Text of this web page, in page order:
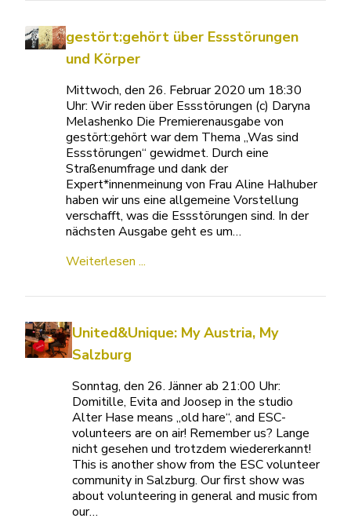
gestört:gehört über Essstörungen
und Körper
Mittwoch, den 26. Februar 2020 um 18:30
Uhr: Wir reden über Essstörungen (c) Daryna
Melashenko Die Premierenausgabe von
gestört:gehört war dem Thema „Was sind
Essstörungen“ gewidmet. Durch eine
Straßenumfrage und dank der
Expert*innenmeinung von Frau Aline Halhuber
haben wir uns eine allgemeine Vorstellung
verschafft, was die Essstörungen sind. In der
nächsten Ausgabe geht es um…
Weiterlesen ...
United&Unique: My Austria, My
Salzburg
Sonntag, den 26. Jänner ab 21:00 Uhr:
Domitille, Evita and Joosep in the studio
Alter Hase means „old hare“, and ESC-
volunteers are on air! Remember us? Lange
nicht gesehen und trotzdem wiedererkannt!
This is another show from the ESC volunteer
community in Salzburg. Our first show was
about volunteering in general and music from
our…